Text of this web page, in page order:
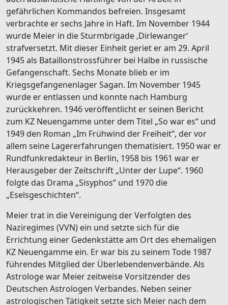
gefährlichen Kommandos befreien. Insgesamt
verbrachte er sechs Jahre in Haft. Im November 1944
wurde Meier in die Sturmbrigade ‚Dirlewanger‘
strafversetzt. Mit dieser Einheit geriet er am 29. April
1945 als Bataillonstrossführer bei Halbe in russische
Gefangenschaft. Sechs Monate blieb er im
Kriegsgefangenenlager Sagan. Im November 1945
wurde er entlassen und konnte nach Hamburg
zurückkehren. 1946 veröffentlicht er seinen Bericht
zum KZ Neuengamme unter dem Titel „So war es“ und
1949 den Roman „Im Frühwind der Freiheit“, der vor
allem seine Lagererfahrungen thematisiert. 1950 war er
Rundfunkredakteur in Berlin, 1958 bis 1961 war er
Herausgeber der Zeitschrift „Unter der Lupe“. 1960
folgte das Drama „Sisyphos“ und 1970 die
„Eselsgeschichten“.
Meier trat in die Vereinigung der Verfolgten des
Naziregimes (VVN) ein und setzte sich für die
Errichtung einer Gedenkstätte am Ort des ehemaligen
KZ Neuengamme ein. Er war bis zu seinem Tode 1987
führendes Mitglied der Überlebendenverbände. Als
Astrologe war Meier zeitweise Vorsitzender des
Deutschen Astrologen Verbandes. Neben seiner
astrologischen Tätigkeit setzte sich Meier nach dem